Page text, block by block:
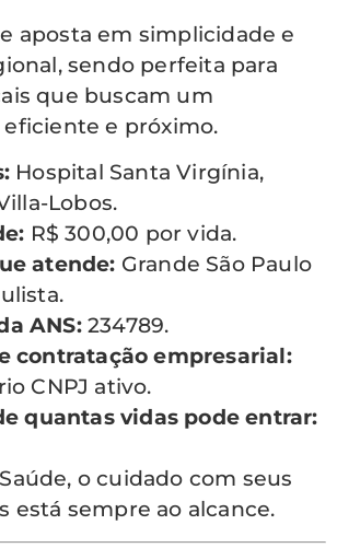
aposta em simplicidade e
sendo perfeita para
que buscam um
e próximo.
Hospital Santa Virgínia,
Lobos.
R$ 300,00 por vida.
atende: Grande São Paulo
ANS:234789.
contratação empresarial:
CNPJ ativo.
quantas vidas pode entrar:
o cuidado com seus
está sempre ao alcance.